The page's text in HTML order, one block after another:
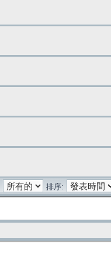
排序: